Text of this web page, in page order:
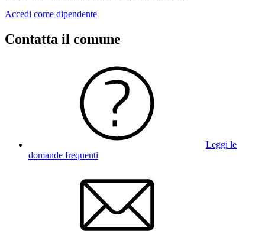
Accedi come dipendente
Contatta il comune
Leggi le
domande frequenti